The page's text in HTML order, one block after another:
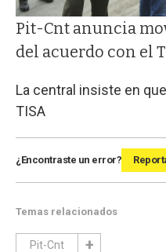
Pit-Cnt anuncia
del acuerdo con el
La central insiste en
TISA
¿Encontraste un error?
Temas relacionados
Pit-Cnt